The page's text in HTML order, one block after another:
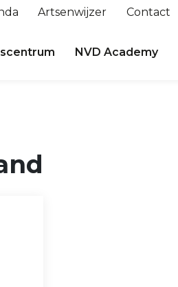
Artsenwijzer Contact
NVD Academy